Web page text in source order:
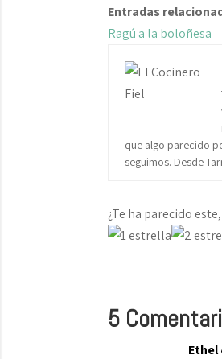
Entradas
Ragú a la boloñesa
que algo parecido
seguimos. Desde
¿Te ha parecido
5
Ethel